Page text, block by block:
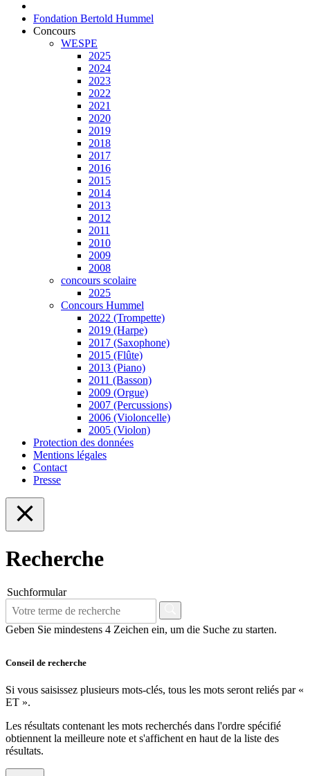
Fondation Bertold Hummel
Concours
WESPE
2025
2024
2023
2022
2021
2020
2019
2018
2017
2016
2015
2014
2013
2012
2011
2010
2009
2008
concours scolaire
2025
Concours Hummel
2022 (Trompette)
2019 (Harpe)
2017 (Saxophone)
2015 (Flûte)
2013 (Piano)
2011 (Basson)
2009 (Orgue)
2007 (Percussions)
2006 (Violoncelle)
2005 (Violon)
Protection des données
Mentions légales
Contact
Presse
Recherche
Suchformular
Geben Sie mindestens 4 Zeichen ein, um die Suche zu starten.
Conseil de recherche
Si vous saisissez plusieurs mots-clés, tous les mots seront reliés par «
ET ».
Les résultats contenant les mots recherchés dans l'ordre spécifié
obtiennent la meilleure note et s'affichent en haut de la liste des
résultats.